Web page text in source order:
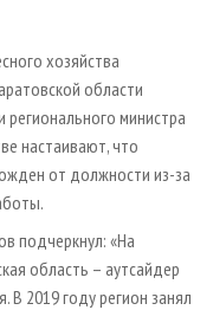
хозяйства
области
министра
настаивают, что
от должности из-за
подчеркнул: «На
область – аутсайдер
В 2019 году регион занял